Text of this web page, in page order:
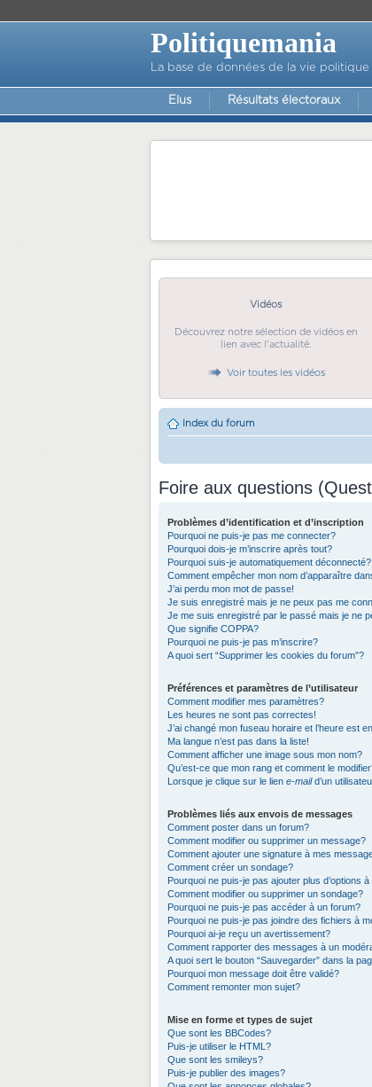
Politiquemania
La base de données de la vie politique
Elus Résultats électoraux
Vidéos
Découvrez notre sélection de vidéos en
lien avec l'actualité.
Voir toutes les vidéos
Index du forum
Foire aux questions
Problèmes d’identification et d’inscription
Pourquoi ne puis-je pas me connecter?
Pourquoi dois-je m’inscrire après tout?
Pourquoi suis-je automatiquement déconnecté?
Comment empêcher mon nom d’apparaître
J’ai perdu mon mot de passe!
Je suis enregistré mais je ne peux pas me
Je me suis enregistré par le passé mais je ne
Que signifie COPPA?
Pourquoi ne puis-je pas m’inscrire?
A quoi sert “Supprimer les cookies du forum”?
Préférences et paramètres de l’utilisateur
Comment modifier mes paramètres?
Les heures ne sont pas correctes!
J’ai changé mon fuseau horaire et l’heure est
Ma langue n’est pas dans la liste!
Comment afficher une image sous mon nom?
Qu’est-ce que mon rang et comment le
Lorsque je clique sur le lien e-maild’un
Problèmes liés aux envois de messages
Comment poster dans un forum?
Comment modifier ou supprimer un message?
Comment ajouter une signature à mes
Comment créer un sondage?
Pourquoi ne puis-je pas ajouter plus d’options
Comment modifier ou supprimer un sondage?
Pourquoi ne puis-je pas accéder à un forum?
Pourquoi ne puis-je pas joindre des fichiers à
Pourquoi ai-je reçu un avertissement?
Comment rapporter des messages à un
A quoi sert le bouton “Sauvegarder” dans la
Pourquoi mon message doit être validé?
Comment remonter mon sujet?
Mise en forme et types de sujet
Que sont les BBCodes?
Puis-je utiliser le HTML?
Que sont les smileys?
Puis-je publier des images?